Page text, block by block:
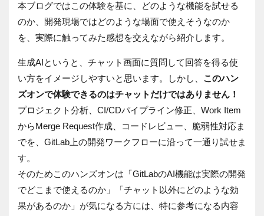
本ブログではこの体験を基に、どのような機能を試せる
のか、開発現場ではどのような場面で使えそうなのか
を、実際に触ってみた感想を交えながら紹介します。
生成AIというと、チャット画面に質問して回答を得る使
い方をイメージしやすいと思います。しかし、 このハン
ズオンで体験できるのはチャットだけではありません！
プロジェクト分析、CI/CDパイプライン修正、Work Item
からMerge Request作成、コードレビュー、脆弱性対応ま
でを、GitLab上の開発ワークフローに沿って一通り試せま
す。
そのためこのハンズオンは「GitLabのAI機能は実際の開発
でどこまで使えるのか」「チャット以外にどのような効
果があるのか」が気になる方には、特に参考になる内容